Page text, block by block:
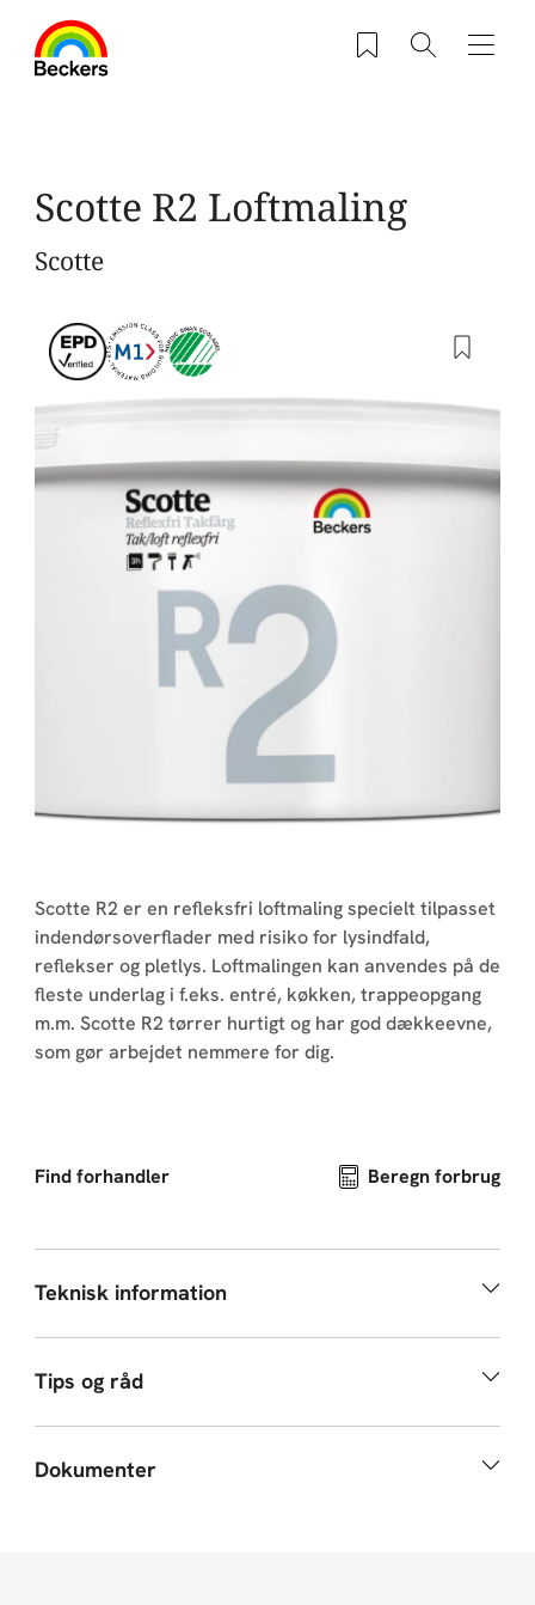
Saved products
Søg
Scotte R2 Loftmaling
Scotte
Scotte R2 er en refleksfri loftmaling specielt tilpasset
indendørsoverflader med risiko for lysindfald,
reflekser og pletlys. Loftmalingen kan anvendes på de
fleste underlag i f.eks. entré, køkken, trappeopgang
m.m. Scotte R2 tørrer hurtigt og har god dækkeevne,
som gør arbejdet nemmere for dig.
Find forhandler Beregn forbrug
Teknisk information
Tips og råd
Dokumenter